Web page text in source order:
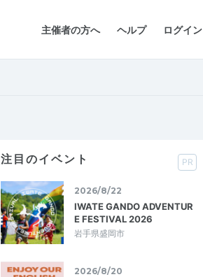
主催者の方へ ヘルプ ログイン
注目のイベント PR
2026/8/22
IWATE GANDO ADVENTUR
E FESTIVAL 2026
岩手県盛岡市
2026/8/20